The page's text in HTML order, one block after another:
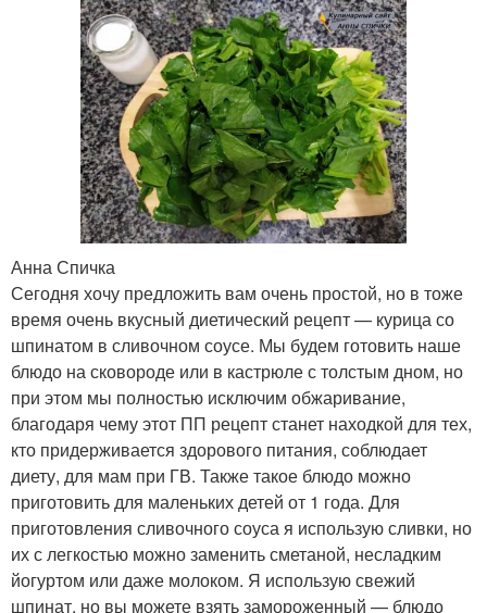
Анна Спичка
Сегодня хочу предложить вам очень простой, но в тоже
время очень вкусный диетический рецепт — курица со
шпинатом в сливочном соусе. Мы будем готовить наше
блюдо на сковороде или в кастрюле с толстым дном, но
при этом мы полностью исключим обжаривание,
благодаря чему этот ПП рецепт станет находкой для тех,
кто придерживается здорового питания, соблюдает
диету, для мам при ГВ. Также такое блюдо можно
приготовить для маленьких детей от 1 года. Для
приготовления сливочного соуса я использую сливки, но
их с легкостью можно заменить сметаной, несладким
йогуртом или даже молоком. Я использую свежий
шпинат, но вы можете взять замороженный — блюдо